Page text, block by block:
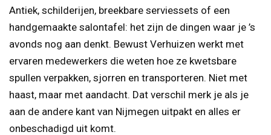
Antiek, schilderijen, breekbare serviessets of een
handgemaakte salontafel: het zijn de dingen waar je ’s
avonds nog aan denkt. Bewust Verhuizen werkt met
ervaren medewerkers die weten hoe ze kwetsbare
spullen verpakken, sjorren en transporteren. Niet met
haast, maar met aandacht. Dat verschil merk je als je
aan de andere kant van Nijmegen uitpakt en alles er
onbeschadigd uit komt.